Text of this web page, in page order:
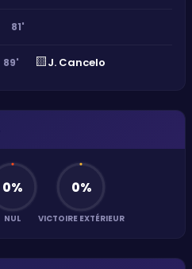
81'
89' 🟨J. Cancelo
0%
NUL
0%
VICTOIRE EXTÉRIEUR